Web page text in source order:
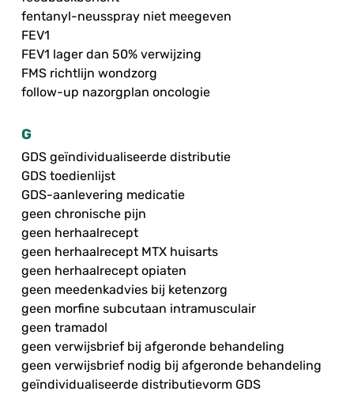
fentanyl-neusspray niet meegeven
FEV1
FEV1 lager dan 50% verwijzing
FMS richtlijn wondzorg
follow-up nazorgplan oncologie
G
GDS geïndividualiseerde distributie
GDS toedienlijst
GDS-aanlevering medicatie
geen chronische pijn
geen herhaalrecept
geen herhaalrecept MTX huisarts
geen herhaalrecept opiaten
geen meedenkadvies bij ketenzorg
geen morfine subcutaan intramusculair
geen tramadol
geen verwijsbrief bij afgeronde behandeling
geen verwijsbrief nodig bij afgeronde behandeling
geïndividualiseerde distributievorm GDS